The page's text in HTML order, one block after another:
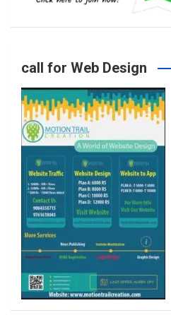
o
k
r
a
m
call for Web Design